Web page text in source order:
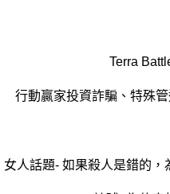
Terra
行動贏家投資詐騙、特殊
女人話題- 如果殺人是錯的